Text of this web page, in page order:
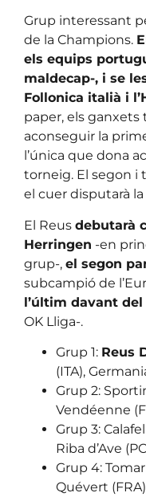
Grup interessant
de la Champions.
els equips
maldecap-, i se
Follonica italià i
paper, els
aconseguir la
l’única que dona
torneig. El segon i
el cuer disputarà la
El Reus debutarà
Herringen -en
grup-, el segon
subcampió de
l’últim davant del
OK Lliga-.
Grup 1: Reus
(ITA),
Grup 2:
Vendéenne
Grup 3:
Riba d’Ave
Grup 4: Tomar
Quévert